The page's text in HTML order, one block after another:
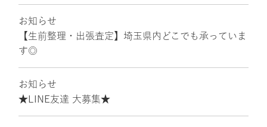
お知らせ
【生前整理・出張査定】埼玉県内どこでも承っていま
す◎
お知らせ
★LINE友達 大募集★